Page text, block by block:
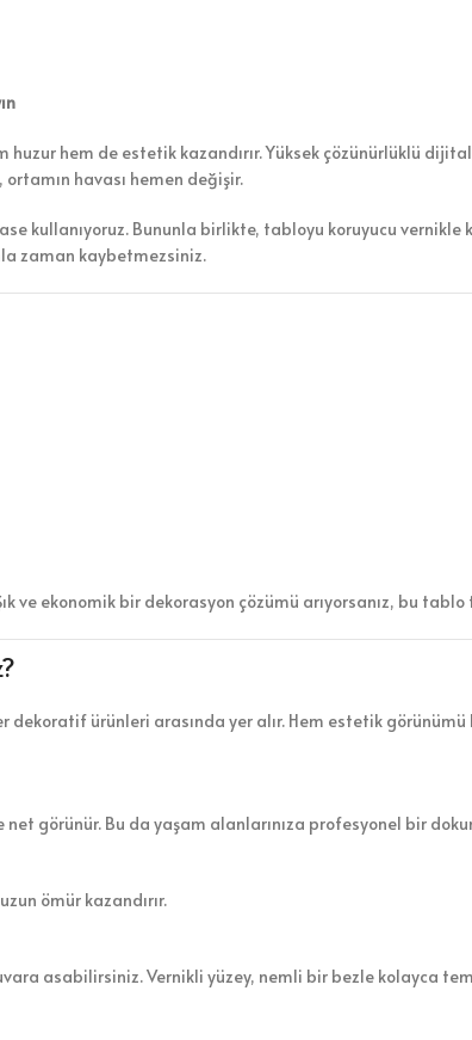
huzur hem de estetik kazandırır. Yüksek çözünürlüklü
havası hemen değişir.
kullanıyoruz. Bununla birlikte, tabloyu koruyucu
zaman kaybetmezsiniz.
ve ekonomik bir dekorasyon çözümü arıyorsanız, bu
dekoratif ürünleri arasında yer alır. Hem estetik
görünür. Bu da yaşam alanlarınıza profesyonel bir
ömür kazandırır.
asabilirsiniz. Vernikli yüzey, nemli bir bezle kolayca